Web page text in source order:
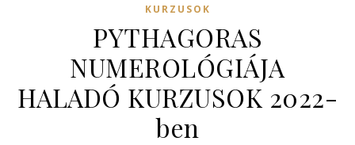
KURZUSOK
PYTHAGORAS
NUMEROLÓGIÁJA
HALADÓ KURZUSOK 2022-
ben